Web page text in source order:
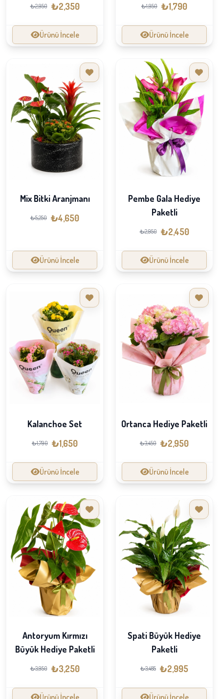
₺2,950 ₺2,350
Ürünü İncele
₺1,950 ₺1,790
Ürünü İncele
Mix Bitki Aranjmanı
₺5,250 ₺4,650
Ürünü İncele
Pembe Gala Hediye
Paketli
₺2,950 ₺2,450
Ürünü İncele
Kalanchoe Set
₺1,790 ₺1,650
Ürünü İncele
Ortanca Hediye Paketli
₺3,450 ₺2,950
Ürünü İncele
Antoryum Kırmızı
Büyük Hediye Paketli
₺3,950 ₺3,250
Ürünü İncele
Spati Büyük Hediye
Paketli
₺3,485 ₺2,995
Ürünü İncele